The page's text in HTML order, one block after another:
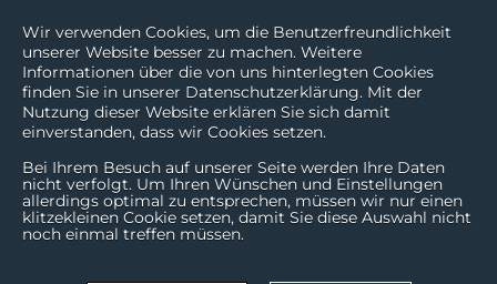
Wir verwenden Cookies, um die Benutzerfreundlichkeit
unserer Website besser zu machen. Weitere
Informationen über die von uns hinterlegten Cookies
finden Sie in unserer Datenschutzerklärung. Mit der
Nutzung dieser Website erklären Sie sich damit
einverstanden, dass wir Cookies setzen.
Bei Ihrem Besuch auf unserer Seite werden Ihre Daten
nicht verfolgt. Um Ihren Wünschen und Einstellungen
allerdings optimal zu entsprechen, müssen wir nur einen
klitzekleinen Cookie setzen, damit Sie diese Auswahl nicht
noch einmal treffen müssen.
How can we help?